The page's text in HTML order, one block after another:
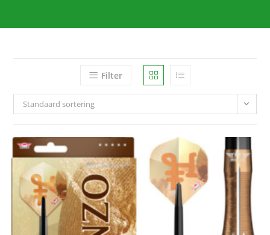
Filter
Standaard sortering